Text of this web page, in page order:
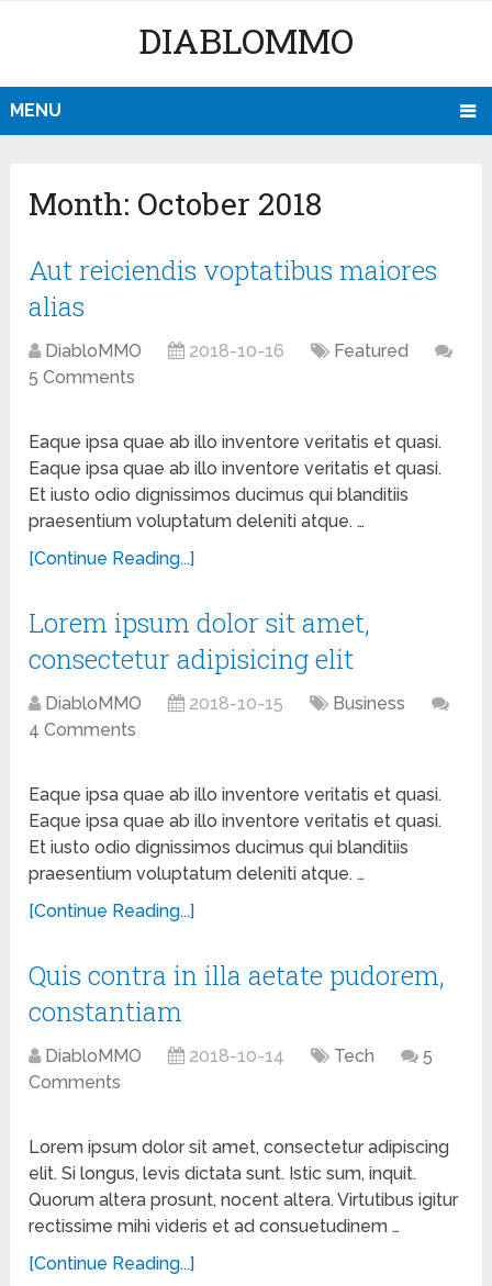
DIABLOMMO
MENU
Month: October 2018
Aut reiciendis voptatibus maiores
alias
DiabloMMO 2018-10-16
Featured
5 Comments
Eaque ipsa quae ab illo inventore veritatis et quasi.
Eaque ipsa quae ab illo inventore veritatis et quasi.
Et iusto odio dignissimos ducimus qui blanditiis
praesentium voluptatum deleniti atque. …
[Continue Reading...]
Lorem ipsum dolor sit amet,
consectetur adipisicing elit
DiabloMMO 2018-10-15
Business
4 Comments
Eaque ipsa quae ab illo inventore veritatis et quasi.
Eaque ipsa quae ab illo inventore veritatis et quasi.
Et iusto odio dignissimos ducimus qui blanditiis
praesentium voluptatum deleniti atque. …
[Continue Reading...]
Quis contra in illa aetate pudorem,
constantiam
DiabloMMO 2018-10-14 Tech
5
Comments
Lorem ipsum dolor sit amet, consectetur adipiscing
elit. Si longus, levis dictata sunt. Istic sum, inquit.
Quorum altera prosunt, nocent altera. Virtutibus igitur
rectissime mihi videris et ad consuetudinem …
[Continue Reading...]